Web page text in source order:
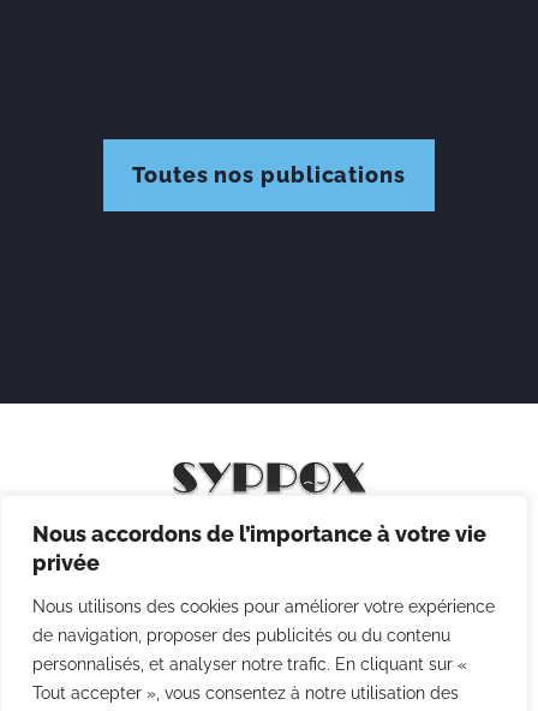
Nous accordons de l’importance à votre vie
privée
Nous utilisons des cookies pour améliorer votre expérience
de navigation, proposer des publicités ou du contenu
personnalisés, et analyser notre trafic. En cliquant sur «
Tout accepter », vous consentez à notre utilisation des
Toutes nos publications
Mentions légales
Politique des cookies
CGV